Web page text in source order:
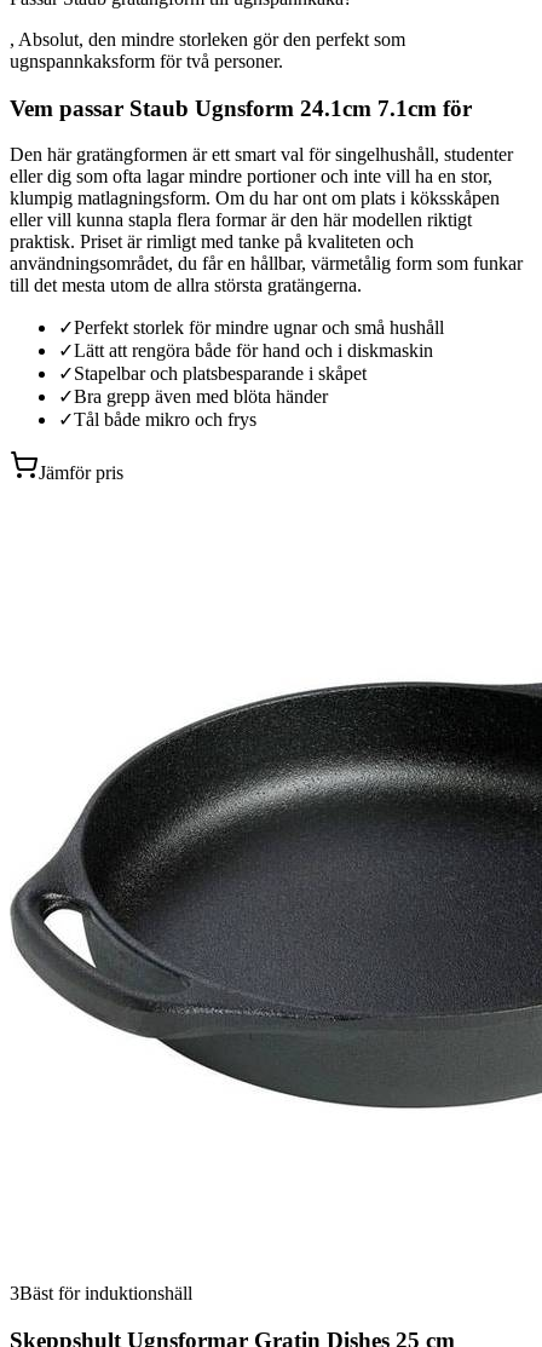
, Absolut, den mindre storleken gör den perfekt som
ugnspannkaksform för två personer.
Vem passar Staub Ugnsform 24.1cm 7.1cm för
Den här gratängformen är ett smart val för singelhushåll, studenter
eller dig som ofta lagar mindre portioner och inte vill ha en stor,
klumpig matlagningsform. Om du har ont om plats i köksskåpen
eller vill kunna stapla flera formar är den här modellen riktigt
praktisk. Priset är rimligt med tanke på kvaliteten och
användningsområdet, du får en hållbar, värmetålig form som funkar
till det mesta utom de allra största gratängerna.
✓Perfekt storlek för mindre ugnar och små hushåll
✓Lätt att rengöra både för hand och i diskmaskin
✓Stapelbar och platsbesparande i skåpet
✓Bra grepp även med blöta händer
✓Tål både mikro och frys
Jämför pris
3Bäst för induktionshäll
Skeppshult Ugnsformar Gratin Dishes 25 cm